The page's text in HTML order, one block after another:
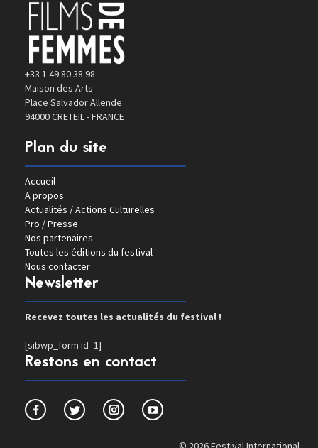
+33 1 49 80 38 98
Maison des Arts
Place Salvador Allende
94000 CRETEIL - FRANCE
Plan du site
Accueil
A propos
Actualités / Actions Culturelles
Pro / Presse
Nos partenaires
Toutes les éditions du festival
Nous contacter
Newsletter
Recevez toutes les actualités du festival !
[sibwp_form id=1]
Restons en contact